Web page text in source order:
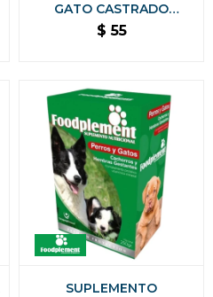
GATO CASTRADO
SALMON Y POLLO 85 GR
$ 55
SUPLEMENTO